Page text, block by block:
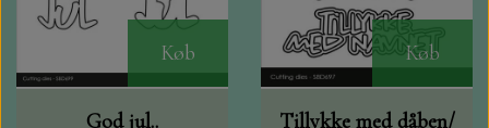
CRAFT CONSORTIUM
Køb
God jul..
Køb
Tillykke med dåben/